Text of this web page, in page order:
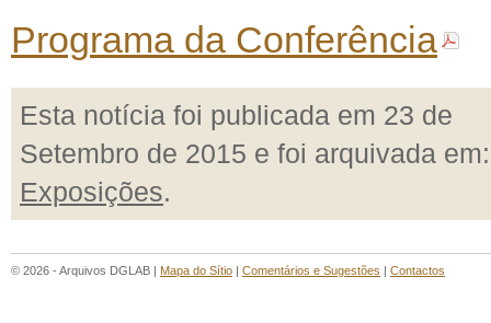
Programa da Conferência
Esta notícia foi publicada em 23 de
Setembro de 2015 e foi arquivada em:
Exposições.
© 2026 - Arquivos DGLAB | Mapa do Sítio | Comentários e Sugestões | Contactos